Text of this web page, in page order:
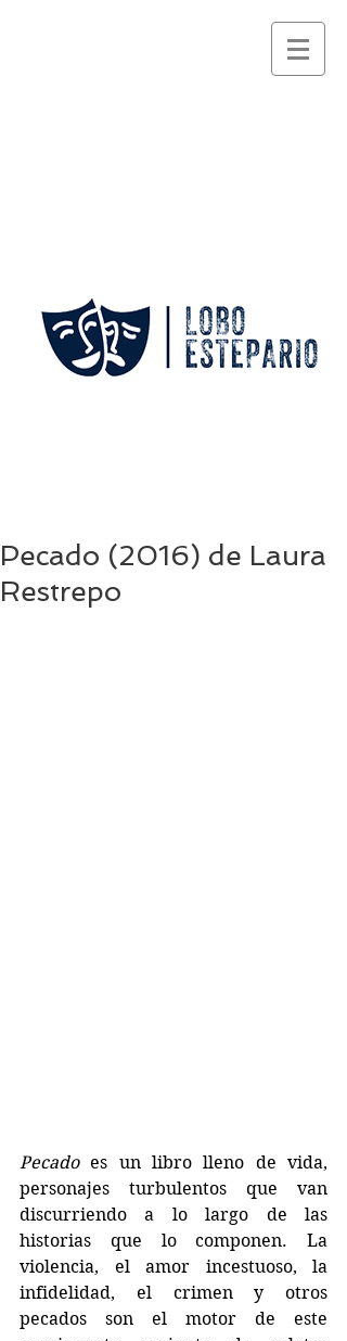
Pecado (2016) de Laura
Restrepo
Pecado es un libro lleno de vida,
personajes turbulentos que van
discurriendo a lo largo de las
historias que lo componen. La
violencia, el amor incestuoso, la
infidelidad, el crimen y otros
pecados son el motor de este